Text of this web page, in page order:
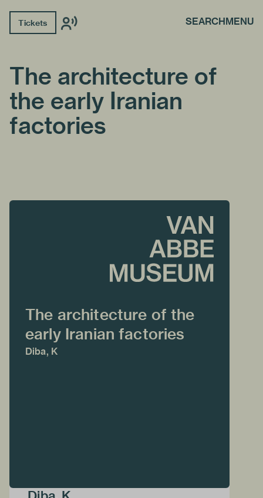
Tickets SEARCHMENU
The architecture of
the early Iranian
factories
The architecture of the
early Iranian factories
Diba, K